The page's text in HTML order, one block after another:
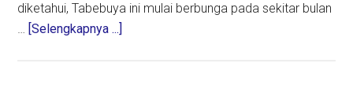
diketahui, Tabebuya ini mulai berbunga pada sekitar bulan
… [Selengkapnya ...]